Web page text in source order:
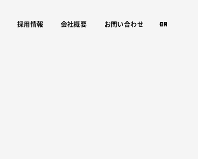
採用情報 会社概要 お問い合わせ EN
CN
JP